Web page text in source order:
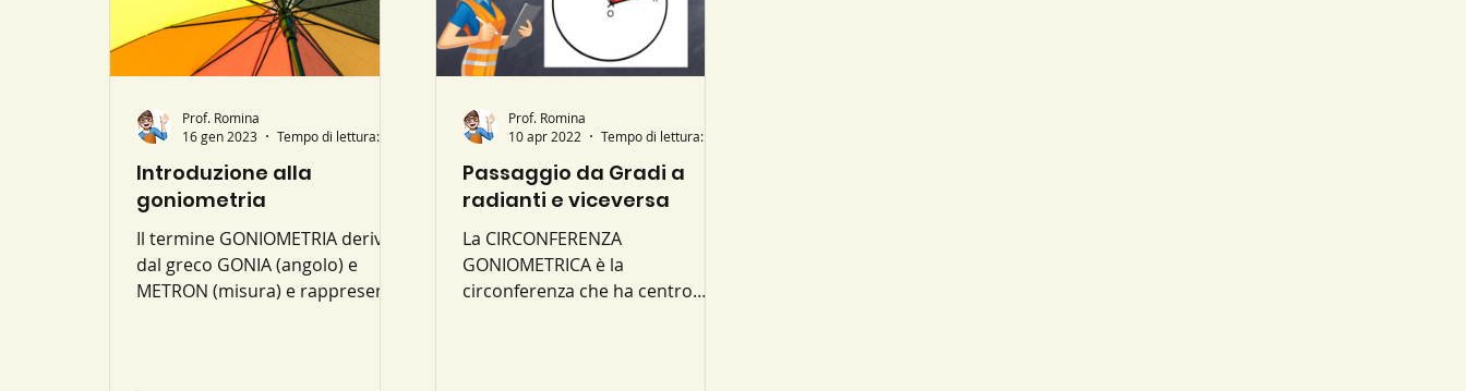
Polinomi Statistica Schemi Numeri Primi Numeri Primi
Parabola Luoghi geometrici Sistemi lineari Retta
Introduzione alla
goniometria
Il termine GONIOMETRIA deriva
dal greco GONIA (angolo) e
METRON (misura) e rappresenta
Prof. Romina
16 gen 2023
Passaggio da Gradi a
radianti e viceversa
La CIRCONFERENZA
GONIOMETRICA è la
circonferenza che ha centro
Prof. Romina
10 apr 2022